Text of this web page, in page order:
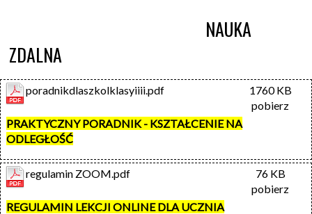
ZDALNA
poradnikdlaszkolklasyiiii.pdf
1760 KB
pobierz
PRAKTYCZNY PORADNIK - KSZTAŁCENIE NA
ODLEGŁOŚĆ
regulamin ZOOM.pdf
76 KB
pobierz
REGULAMIN LEKCJI ONLINE DLA UCZNIA